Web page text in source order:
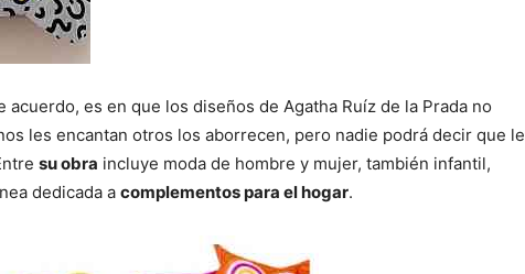
acuerdo, es en que los diseños de Agatha Ruíz de la Prada no
les encantan otros los aborrecen, pero nadie podrá decir que le
su obra incluye moda de hombre y mujer, también infantil,
dedicada a complementos para el hogar.